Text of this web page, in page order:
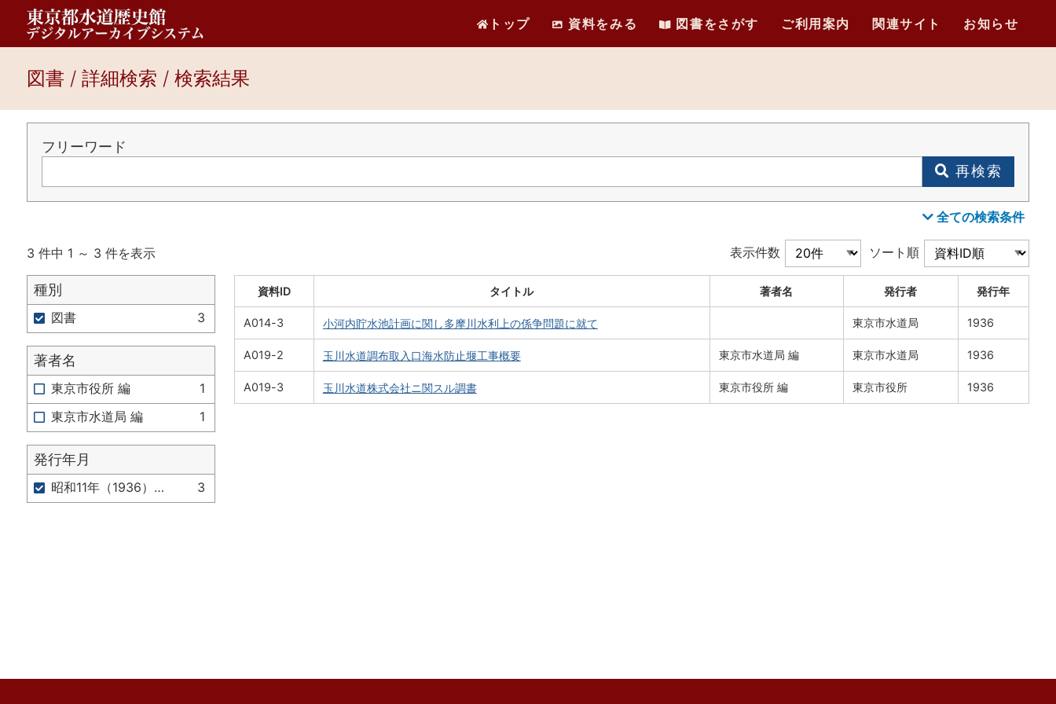
トップ 資料をみる 図書をさがす ご利用案内 関連サイト お知らせ
図書 / 詳細検索 / 検索結果
フリーワード
再検索
全ての検索条件
3 件中 1 ～ 3 件を表示 表示件数 ソート順
種別
図書 3
著者名
東京市役所 編
1
東京市水道局 編
1
発行年月
昭和11年（1936）4月 3
資料ID タイトル 著者名 発行者 発行年
A014-3 小河内貯水池計画に関し多摩川水利上の係争問題に就て 東京市水道局 1936
A019-2 玉川水道調布取入口海水防止堰工事概要 東京市水道局 編 東京市水道局 1936
A019-3 玉川水道株式会社ニ関スル調書 東京市役所 編 東京市役所 1936